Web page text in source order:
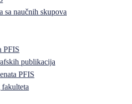
sa naučnih skupova
PFIS
publikacija
PFIS